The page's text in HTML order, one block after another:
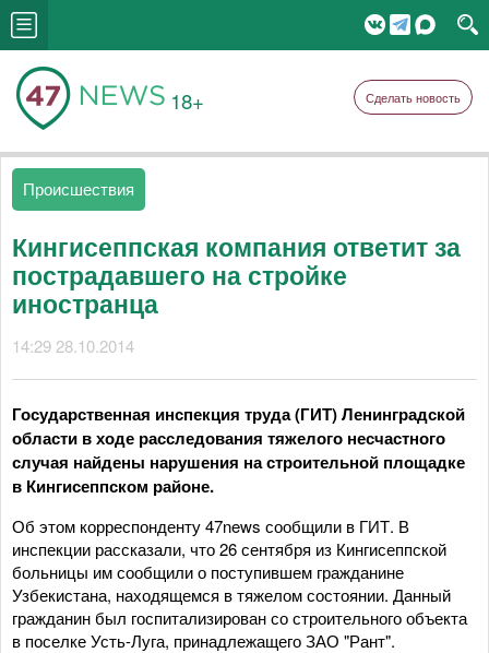
18+ Сделать новость
Происшествия
Кингисеппская компания ответит за
пострадавшего на стройке
иностранца
14:29 28.10.2014
Государственная инспекция труда (ГИТ) Ленинградской
области в ходе расследования тяжелого несчастного
случая найдены нарушения на строительной площадке
в Кингисеппском районе.
Об этом корреспонденту 47news сообщили в ГИТ. В
инспекции рассказали, что 26 сентября из Кингисеппской
больницы им сообщили о поступившем гражданине
Узбекистана, находящемся в тяжелом состоянии. Данный
гражданин был госпитализирован со строительного объекта
в поселке Усть-Луга, принадлежащего ЗАО "Рант".